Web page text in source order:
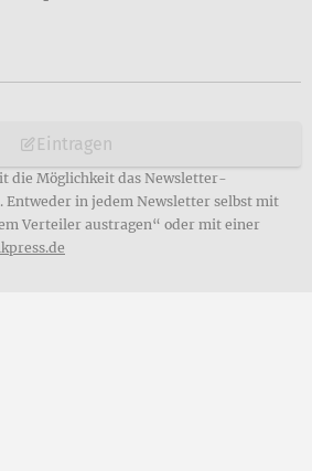
Eintragen
die Möglichkeit das Newsletter-
Entweder in jedem Newsletter selbst mit
Verteiler austragen“ oder mit einer